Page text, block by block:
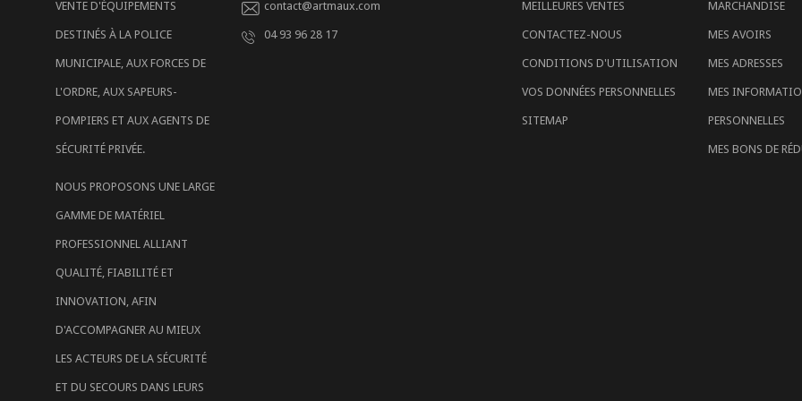
VENTE D'ÉQUIPEMENTS
DESTINÉS À LA POLICE
MUNICIPALE, AUX FORCES DE
L'ORDRE, AUX SAPEURS-
POMPIERS ET AUX AGENTS DE
SÉCURITÉ PRIVÉE.
NOUS PROPOSONS UNE LARGE
GAMME DE MATÉRIEL
PROFESSIONNEL ALLIANT
QUALITÉ, FIABILITÉ ET
INNOVATION, AFIN
D'ACCOMPAGNER AU MIEUX
LES ACTEURS DE LA SÉCURITÉ
ET DU SECOURS DANS LEURS
contact@artmaux.com
04 93 96 28 17
MEILLEURES VENTES
CONTACTEZ-NOUS
CONDITIONS D'UTILISATION
VOS DONNÉES PERSONNELLES
SITEMAP
MARCHANDISE
MES AVOIRS
MES ADRESSES
MES
PERSONNELLES
MES BONS DE